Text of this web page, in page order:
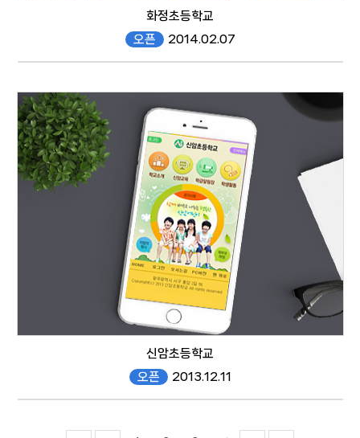
mobile
화정초등학교
오픈
2014.02.07
신암초등학교
오픈
2013.12.11